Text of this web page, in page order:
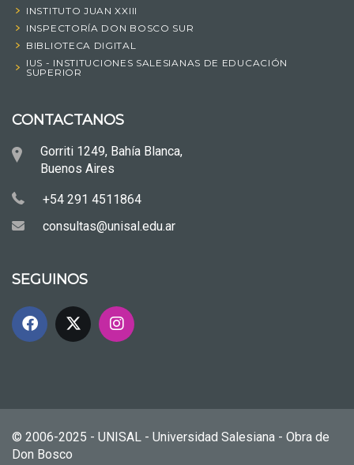
INSTITUTO JUAN XXIII
INSPECTORÍA DON BOSCO SUR
BIBLIOTECA DIGITAL
IUS - INSTITUCIONES SALESIANAS DE EDUCACIÓN
SUPERIOR
CONTACTANOS
Gorriti 1249, Bahía Blanca,
Buenos Aires
+54 291 4511864
consultas@unisal.edu.ar
SEGUINOS
© 2006-2025 - UNISAL - Universidad Salesiana - Obra de
Don Bosco